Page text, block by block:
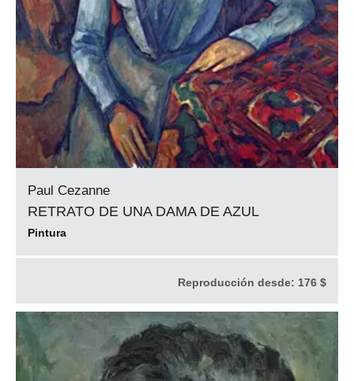
Paul Cezanne
RETRATO DE UNA DAMA DE AZUL
Pintura
Reproducción desde: 176 $